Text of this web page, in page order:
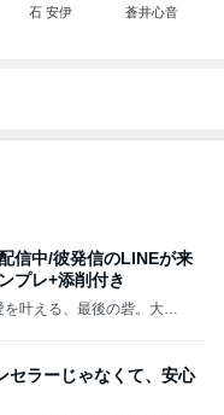
石 安伊 蒼井心音
信中/彼発信のLINEが来
プレ+添削付き
叶える、最後の砦。大人
セラーじゃなくて、安心